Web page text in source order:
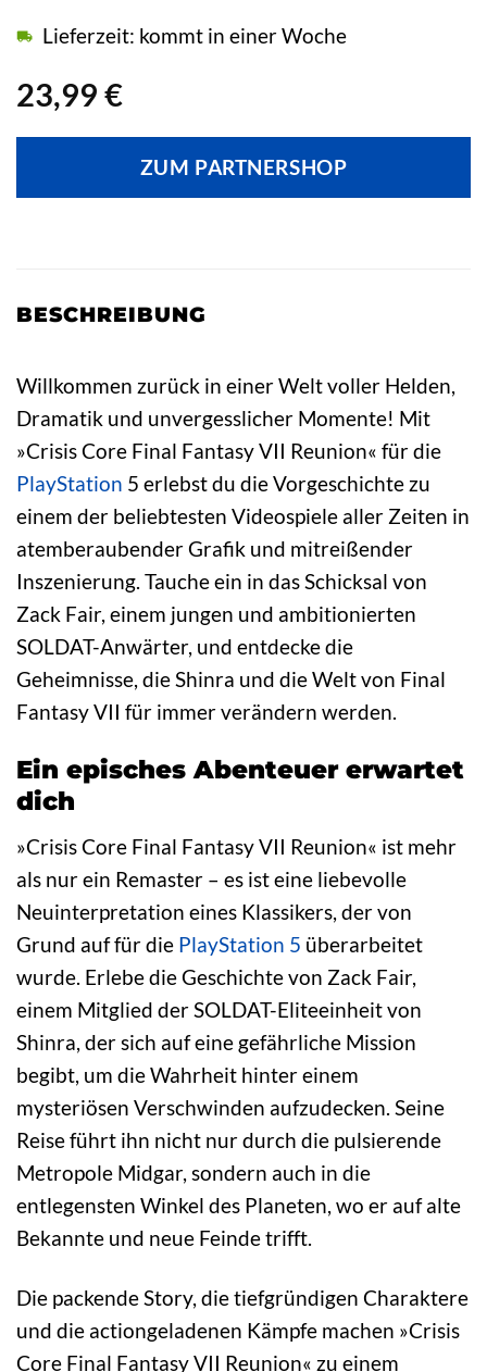
23,99 €
Lieferzeit: kommt in einer Woche
ZUM PARTNERSHOP
BESCHREIBUNG
Willkommen zurück in einer Welt voller Helden,
Dramatik und unvergesslicher Momente! Mit
»Crisis Core Final Fantasy VII Reunion« für die
PlayStation 5 erlebst du die Vorgeschichte zu
einem der beliebtesten Videospiele aller Zeiten in
atemberaubender Grafik und mitreißender
Inszenierung. Tauche ein in das Schicksal von
Zack Fair, einem jungen und ambitionierten
SOLDAT-Anwärter, und entdecke die
Geheimnisse, die Shinra und die Welt von Final
Fantasy VII für immer verändern werden.
Ein episches Abenteuer erwartet
dich
»Crisis Core Final Fantasy VII Reunion« ist mehr
als nur ein Remaster – es ist eine liebevolle
Neuinterpretation eines Klassikers, der von
Grund auf für die PlayStation 5 überarbeitet
wurde. Erlebe die Geschichte von Zack Fair,
einem Mitglied der SOLDAT-Eliteeinheit von
Shinra, der sich auf eine gefährliche Mission
begibt, um die Wahrheit hinter einem
mysteriösen Verschwinden aufzudecken. Seine
Reise führt ihn nicht nur durch die pulsierende
Metropole Midgar, sondern auch in die
entlegensten Winkel des Planeten, wo er auf alte
Bekannte und neue Feinde trifft.
Die packende Story, die tiefgründigen Charaktere
und die actiongeladenen Kämpfe machen »Crisis
Core Final Fantasy VII Reunion« zu einem